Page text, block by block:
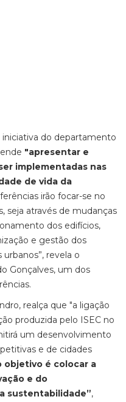
do departamento
"apresentar e
implementadas nas
de vida da
irão focar-se no
seja através de mudanças
dos edifícios,
e gestão dos
revela o
Gonçalves, um dos
realça que "a ligação
produzida pelo ISEC no
um desenvolvimento
e de cidades
objetivo é colocar a
e do
sustentabilidade”,